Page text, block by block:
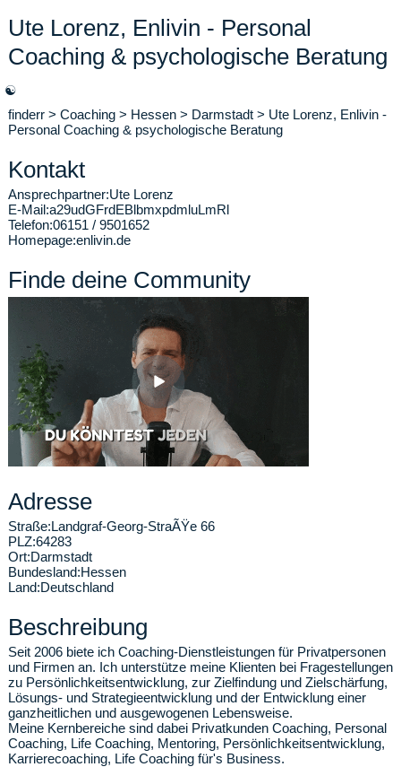
Ute Lorenz, Enlivin - Personal
Coaching & psychologische Beratung
☯
finderr > Coaching > Hessen > Darmstadt > Ute Lorenz, Enlivin -
Personal Coaching & psychologische Beratung
Kontakt
Ansprechpartner:Ute Lorenz
E-Mail:a29udGFrdEBlbmxpdmluLmRl
Telefon:06151 / 9501652
Homepage:enlivin.de
Finde deine Community
Adresse
Straße:Landgraf-Georg-StraÃŸe 66
PLZ:64283
Ort:Darmstadt
Bundesland:Hessen
Land:Deutschland
Beschreibung
Seit 2006 biete ich Coaching-Dienstleistungen für Privatpersonen
und Firmen an. Ich unterstütze meine Klienten bei Fragestellungen
zu Persönlichkeitsentwicklung, zur Zielfindung und Zielschärfung,
Lösungs- und Strategieentwicklung und der Entwicklung einer
ganzheitlichen und ausgewogenen Lebensweise.
Meine Kernbereiche sind dabei Privatkunden Coaching, Personal
Coaching, Life Coaching, Mentoring, Persönlichkeitsentwicklung,
Karrierecoaching, Life Coaching für's Business.